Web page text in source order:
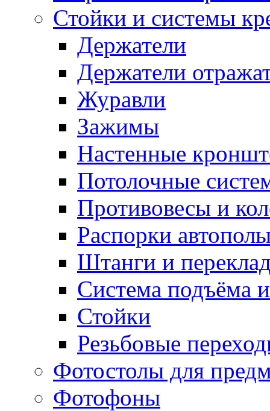
Стойки и системы
Держатели
Держатели
Журавли
Зажимы
Настенные
Потолочные
Противовесы и
Распорки
Штанги и
Система подъёма
Стойки
Резьбовые
Фотостолы для
Фотофоны